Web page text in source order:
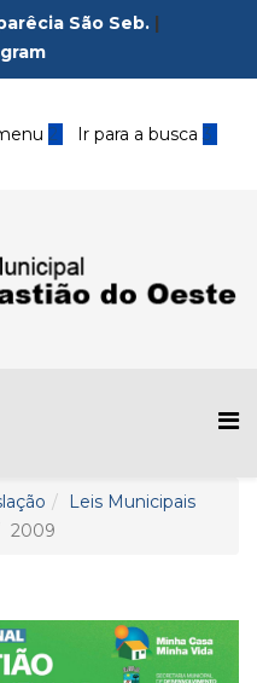
São Seb. |
2 Ir para a busca3
Leis Municipais
2009